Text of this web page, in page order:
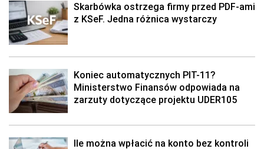
Skarbówka ostrzega firmy przed PDF-ami
z KSeF. Jedna różnica wystarczy
Koniec automatycznych PIT-11?
Ministerstwo Finansów odpowiada na
zarzuty dotyczące projektu UDER105
Ile można wpłacić na konto bez kontroli